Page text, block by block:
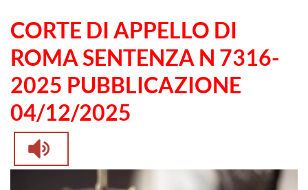
CORTE DI APPELLO DI
ROMA SENTENZA N 7316-
2025 PUBBLICAZIONE
04/12/2025